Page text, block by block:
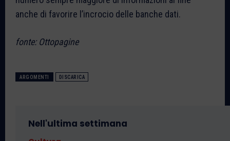
anche di favorire l’incrocio delle banche dati.
fonte: Ottopagine
ARGOMENTI DISCARICA
Nell'ultima settimana